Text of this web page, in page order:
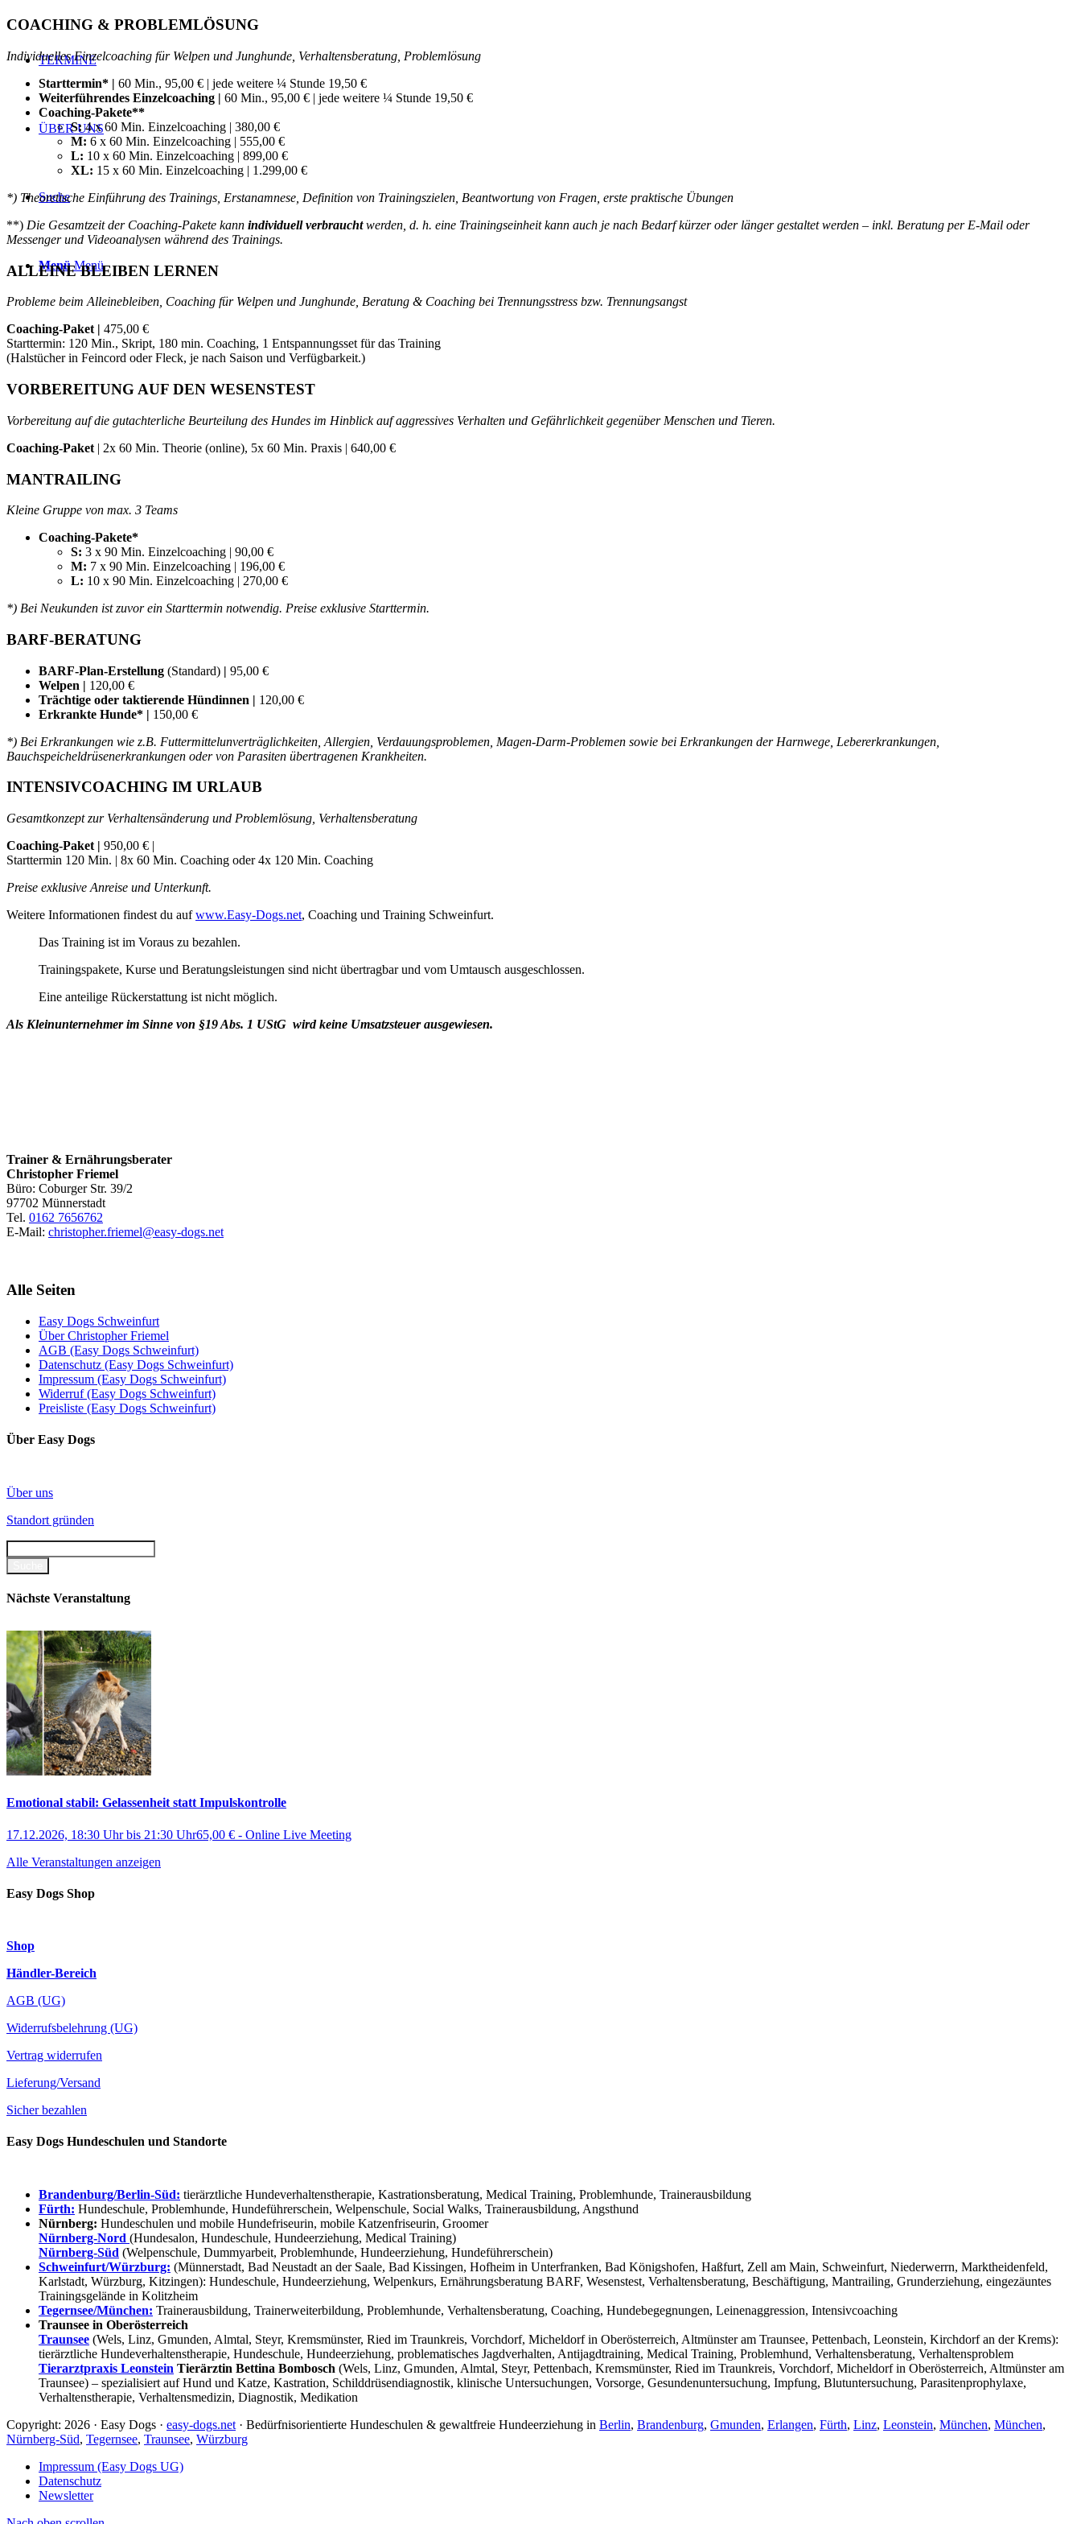
TERMINE
ÜBER UNS
Suche
Menü Menü
COACHING & PROBLEMLÖSUNG
Individuelles Einzelcoaching für Welpen und Junghunde, Verhaltensberatung, Problemlösung
Starttermin* | 60 Min., 95,00 € | jede weitere ¼ Stunde 19,50 €
Weiterführendes Einzelcoaching | 60 Min., 95,00 € | jede weitere ¼ Stunde 19,50 €
Coaching-Pakete**
S:4 x 60 Min. Einzelcoaching | 380,00 €
M: 6 x 60 Min. Einzelcoaching | 555,00 €
L: 10 x 60 Min. Einzelcoaching | 899,00 €
XL: 15 x 60 Min. Einzelcoaching | 1.299,00 €
*) Theoretische Einführung des Trainings, Erstanamnese, Definition von Trainingszielen, Beantwortung von Fragen, erste praktische Übungen
**) Die Gesamtzeit der Coaching-Pakete kann individuell verbrauchtwerden, d. h. eine Trainingseinheit kann auch je nach Bedarf kürzer oder länger gestaltet werden – inkl. Beratung per E-Mail oder
Messenger und Videoanalysen während des Trainings.
ALLEINE BLEIBEN LERNEN
Probleme beim Alleinebleiben, Coaching für Welpen und Junghunde, Beratung & Coaching bei Trennungsstress bzw. Trennungsangst
Coaching-Paket | 475,00 €
Starttermin: 120 Min., Skript, 180 min. Coaching, 1 Entspannungsset für das Training
(Halstücher in Feincord oder Fleck, je nach Saison und Verfügbarkeit.)
VORBEREITUNG AUF DEN WESENSTEST
Vorbereitung auf die gutachterliche Beurteilung des Hundes im Hinblick auf aggressives Verhalten und Gefährlichkeit gegenüber Menschen und Tieren.
Coaching-Paket | 2x 60 Min. Theorie (online), 5x 60 Min. Praxis | 640,00 €
MANTRAILING
Kleine Gruppe von max. 3 Teams
Coaching-Pakete*
S: 3 x 90 Min. Einzelcoaching | 90,00 €
M: 7 x 90 Min. Einzelcoaching | 196,00 €
L: 10 x 90 Min. Einzelcoaching | 270,00 €
*) Bei Neukunden ist zuvor ein Starttermin notwendig. Preise exklusive Starttermin.
BARF-BERATUNG
BARF-Plan-Erstellung (Standard) | 95,00 €
Welpen | 120,00 €
Trächtige oder taktierende Hündinnen | 120,00 €
Erkrankte Hunde* | 150,00 €
*) Bei Erkrankungen wie z.B. Futtermittelunverträglichkeiten, Allergien, Verdauungsproblemen, Magen-Darm-Problemen sowie bei Erkrankungen der Harnwege, Lebererkrankungen,
Bauchspeicheldrüsenerkrankungen oder von Parasiten übertragenen Krankheiten.
INTENSIVCOACHING IM URLAUB
Gesamtkonzept zur Verhaltensänderung und Problemlösung, Verhaltensberatung
Coaching-Paket | 950,00 € |
Starttermin 120 Min. | 8x 60 Min. Coaching oder 4x 120 Min. Coaching
Preise exklusive Anreise und Unterkunft.
Weitere Informationen findest du aufwww.Easy-Dogs.net, Coaching und Training Schweinfurt.
Das Training ist im Voraus zu bezahlen.
Trainingspakete, Kurse und Beratungsleistungen sind nicht übertragbar und vom Umtausch ausgeschlossen.
Eine anteilige Rückerstattung ist nicht möglich.
Als Kleinunternehmer im Sinne von §19 Abs. 1 UStG wird keine Umsatzsteuer ausgewiesen.
Trainer & Ernährungsberater
Christopher Friemel
Büro: Coburger Str. 39/2
97702 Münnerstadt
Tel. 0162 7656762
E-Mail: christopher.friemel@easy-dogs.net
Alle Seiten
Easy Dogs Schweinfurt
Über Christopher Friemel
AGB (Easy Dogs Schweinfurt)
Datenschutz (Easy Dogs Schweinfurt)
Impressum (Easy Dogs Schweinfurt)
Widerruf (Easy Dogs Schweinfurt)
Preisliste (Easy Dogs Schweinfurt)
Über Easy Dogs
Über uns
Standort gründen
Nächste Veranstaltung
Emotional stabil: Gelassenheit statt Impulskontrolle
17.12.2026, 18:30 Uhrbis 21:30 Uhr65,00 € - Online Live Meeting
Alle Veranstaltungen anzeigen
Easy Dogs Shop
Shop
Händler-Bereich
AGB (UG)
Widerrufsbelehrung (UG)
Vertrag widerrufen
Lieferung/Versand
Sicher bezahlen
Easy Dogs Hundeschulen und Standorte
Brandenburg/Berlin-Süd: tierärztliche Hundeverhaltenstherapie, Kastrationsberatung, Medical Training, Problemhunde, Trainerausbildung
Fürth: Hundeschule, Problemhunde, Hundeführerschein, Welpenschule, Social Walks, Trainerausbildung, Angsthund
Nürnberg: Hundeschulen und mobile Hundefriseurin, mobile Katzenfriseurin, Groomer
Nürnberg-Nord (Hundesalon, Hundeschule, Hundeerziehung, Medical Training)
Nürnberg-Süd (Welpenschule, Dummyarbeit, Problemhunde, Hundeerziehung, Hundeführerschein)
Schweinfurt/Würzburg: (Münnerstadt, Bad Neustadt an der Saale, Bad Kissingen, Hofheim in Unterfranken, Bad Königshofen, Haßfurt, Zell am Main, Schweinfurt, Niederwerrn, Marktheidenfeld,
Karlstadt, Würzburg, Kitzingen): Hundeschule, Hundeerziehung, Welpenkurs, Ernährungsberatung BARF, Wesenstest, Verhaltensberatung, Beschäftigung, Mantrailing, Grunderziehung, eingezäuntes
Trainingsgelände in Kolitzheim
Tegernsee/München: Trainerausbildung, Trainerweiterbildung, Problemhunde, Verhaltensberatung, Coaching, Hundebegegnungen, Leinenaggression, Intensivcoaching
Traunsee in Oberösterreich
Traunsee (Wels, Linz, Gmunden, Almtal, Steyr, Kremsmünster, Ried im Traunkreis, Vorchdorf, Micheldorf in Oberösterreich, Altmünster am Traunsee, Pettenbach, Leonstein, Kirchdorf an der Krems):
tierärztliche Hundeverhaltenstherapie, Hundeschule, Hundeerziehung, problematisches Jagdverhalten, Antijagdtraining, Medical Training, Problemhund, Verhaltensberatung, Verhaltensproblem
Tierarztpraxis Leonstein Tierärztin Bettina Bombosch (Wels, Linz, Gmunden, Almtal, Steyr, Pettenbach, Kremsmünster, Ried im Traunkreis, Vorchdorf, Micheldorf in Oberösterreich, Altmünster am
Traunsee) – spezialisiert auf Hund und Katze, Kastration, Schilddrüsendiagnostik, klinische Untersuchungen, Vorsorge, Gesundenuntersuchung, Impfung, Blutuntersuchung, Parasitenprophylaxe,
Verhaltenstherapie, Verhaltensmedizin, Diagnostik, Medikation
Copyright: 2026 · Easy Dogs · easy-dogs.net · Bedürfnisorientierte Hundeschulen & gewaltfreie Hundeerziehung in Berlin, Brandenburg, Gmunden, Erlangen, Fürth, Linz, Leonstein, München, München,
Nürnberg-Süd, Tegernsee, Traunsee, Würzburg
Impressum (Easy Dogs UG)
Datenschutz
Newsletter